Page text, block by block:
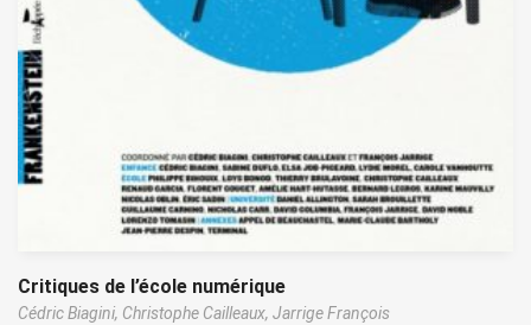
Critiques de l’école numérique
Cédric Biagini, Christophe Cailleaux, Jarrige François